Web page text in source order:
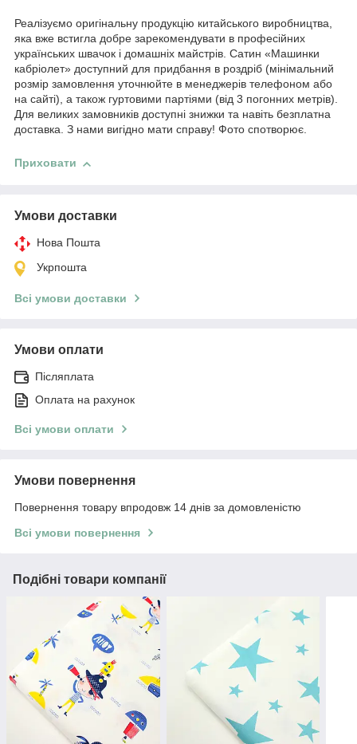
Реалізуємо оригінальну продукцію китайського виробництва,
яка вже встигла добре зарекомендувати в професійних
українських швачок і домашніх майстрів. Сатин «Машинки
кабріолет» доступний для придбання в роздріб (мінімальний
розмір замовлення уточнюйте в менеджерів телефоном або
на сайті), а також гуртовими партіями (від 3 погонних метрів).
Для великих замовників доступні знижки та навіть безплатна
доставка. З нами вигідно мати справу! Фото спотворює.
Приховати
Умови доставки
Нова Пошта
Укрпошта
Всі умови доставки
Умови оплати
Післяплата
Оплата на рахунок
Всі умови оплати
Умови повернення
Повернення товару впродовж 14 днів за домовленістю
Всі умови повернення
Подібні товари компанії